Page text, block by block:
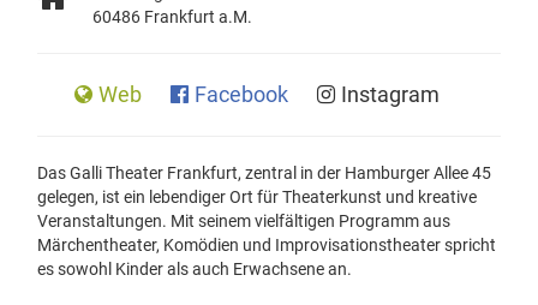
60486 Frankfurt a.M.
Web Facebook Instagram
Das Galli Theater Frankfurt, zentral in der Hamburger Allee 45
gelegen, ist ein lebendiger Ort für Theaterkunst und kreative
Veranstaltungen. Mit seinem vielfältigen Programm aus
Märchentheater, Komödien und Improvisationstheater spricht
es sowohl Kinder als auch Erwachsene an.